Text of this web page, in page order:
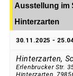
Ausstellung im
Hinterzarten
30.11.2025 -
Hinterzarten,
Erlenbrucker Str.
Hinterzarten,